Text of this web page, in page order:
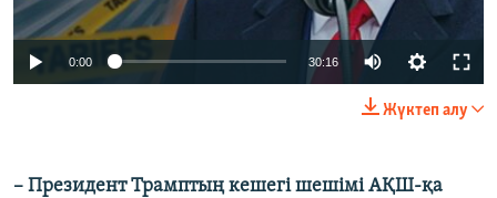
0:00 30:16
Жүктеп алу
– Президент Трамптың кешегі шешімі АҚШ-қа